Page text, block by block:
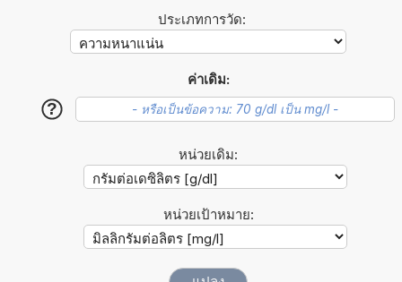
ประเภทการวัด:
ค่าเดิม:
?
หน่วยเดิม:
หน่วยเป้าหมาย: